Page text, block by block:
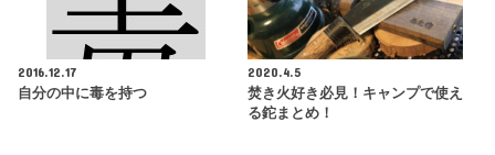
2016.12.17
自分の中に毒を持つ
2020.4.5
焚き火好き必見！キャンプで使え
る鉈まとめ！